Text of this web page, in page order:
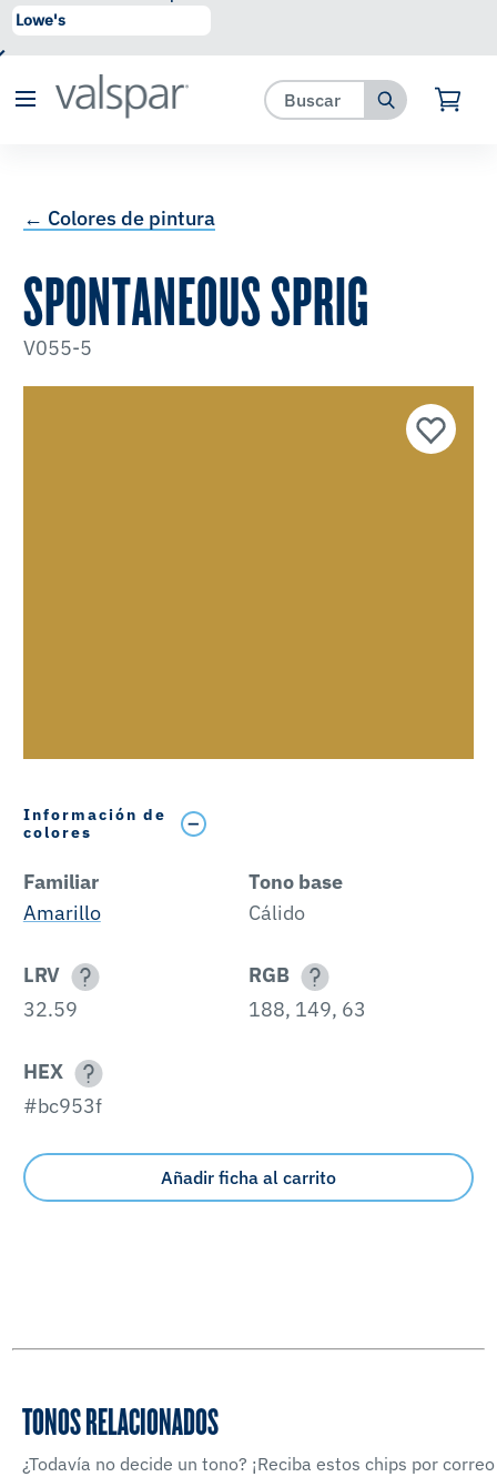
se ha agregado a favoritos.
← Colores de pintura
SPONTANEOUS SPRIG
V055-5
Información de
colores
Familiar
Amarillo
Tono base
Cálido
LRV
32.59
RGB
188, 149, 63
HEX
#bc953f
Añadir ficha al carrito
TONOS RELACIONADOS
¿Todavía no decide un tono? ¡Reciba estos chips por correo